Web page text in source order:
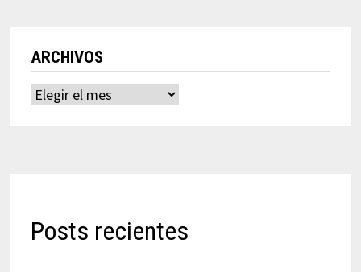
ARCHIVOS
Archivos
Posts recientes